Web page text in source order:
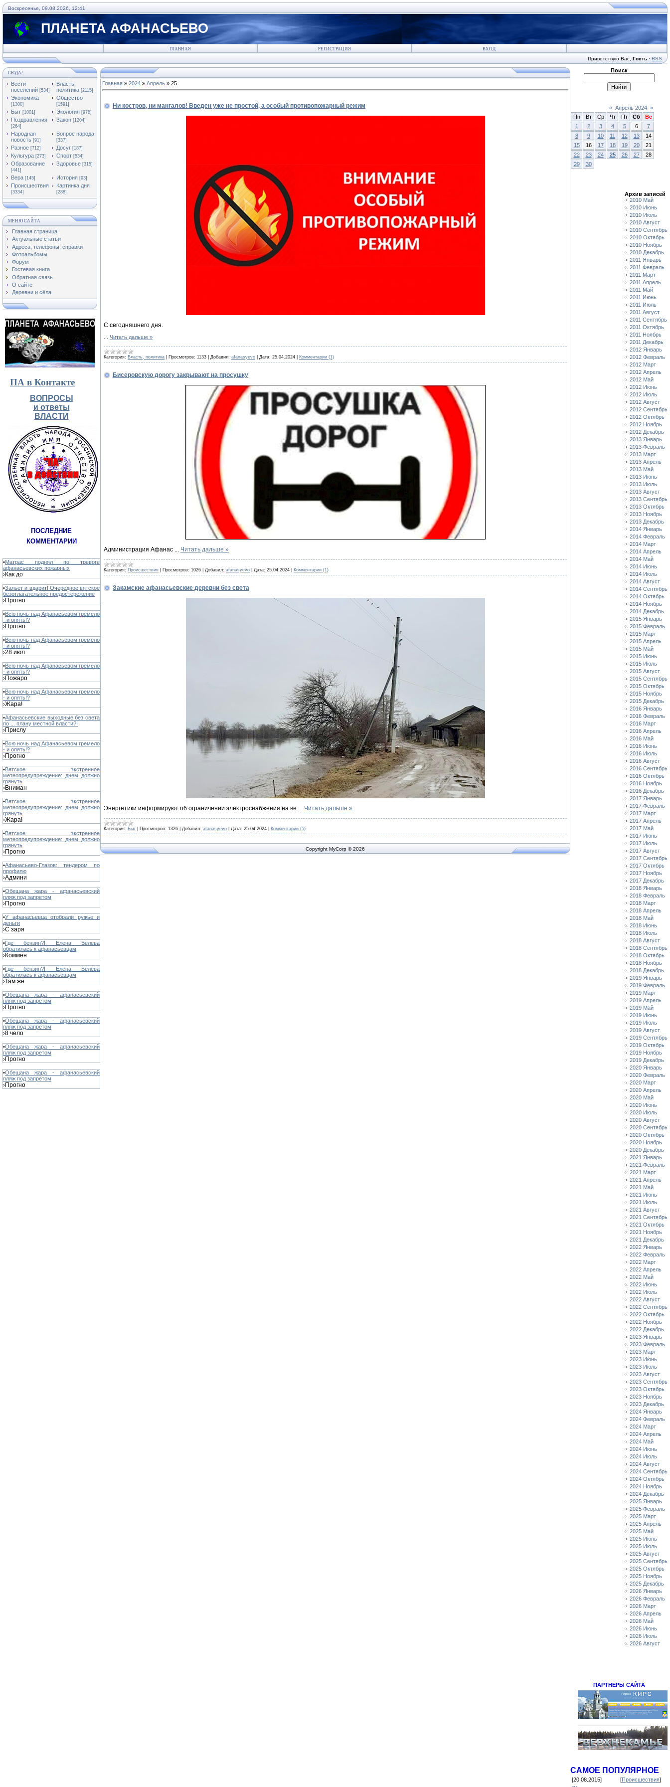
Воскресенье, 09.08.2026, 12:41
ПЛАНЕТА АФАНАСЬЕВО
ГЛАВНАЯ РЕГИСТРАЦИЯ ВХОД
Приветствую Вас Гость · RSS
СЮДА!
Вести
поселений [534]
Власть,
политика [2115]
Экономика
[1300]
Общество
[1591]
Быт [1001] Экология [978]
Поздравления
[264]
Закон [1204]
Народная
новость [91]
Вопрос народа
[337]
Разное [712] Досуг [187]
Культура [273] Спорт [534]
Образование
[441]
Здоровье [315]
Вера [145] История [93]
Происшествия
[3334]
Картинка дня
[288]
МЕНЮ САЙТА
Главная страница
Актуальные статьи
Адреса, телефоны, справки
Фотоальбомы
Форум
Гостевая книга
Обратная связь
О сайте
Деревни и сёла
ПА в Контакте
ВОПРОСЫ
и ответы
ВЛАСТИ
ПОСЛЕДНИЕ
КОММЕНТАРИИ
•Матрас поднял по тревоге
афанасьевских пожарных
›Как до
•Зальет и вдарит! Очередное вятское
безотлагательное предостережение
›Прогно
•Всю ночь над Афанасьевом гремело
- и опять!?
›Прогно
•Всю ночь над Афанасьевом гремело
- и опять!?
›28 июл
•Всю ночь над Афанасьевом гремело
- и опять!?
›Пожаро
•Всю ночь над Афанасьевом гремело
- и опять!?
›Жара!
•Афанасьевские выходные без света
по ... плану местной власти?!
›Прислу
•Всю ночь над Афанасьевом гремело
- и опять!?
›Прогно
•Вятское экстренное
метеопредупреждение: днем должно
грянуть
›Вниман
•Вятское экстренное
метеопредупреждение: днем должно
грянуть
›Жара!
•Вятское экстренное
метеопредупреждение: днем должно
грянуть
›Прогно
•Афанасьево-Глазов: тендером по
профилю
›Админи
•Обещана жара - афанасьевский
пляж под запретом
›Прогно
•У афанасьевца отобрали ружье и
деньги
›С заря
•Где бензин?! Елена Белева
обратилась к афанасьевцам
›Коммен
•Где бензин?! Елена Белева
обратилась к афанасьевцам
›Там же
•Обещана жара - афанасьевский
пляж под запретом
›Прогно
•Обещана жара - афанасьевский
пляж под запретом
›8 чело
•Обещана жара - афанасьевский
пляж под запретом
›Прогно
•Обещана жара - афанасьевский
пляж под запретом
›Прогно
Главная » 2024 » Апрель » 25
Ни костров, ни мангалов! Введен уже не простой, а особый противопожарный режим
С сегодняшнего дня.
Читать дальше »
Категория: Власть, политика Просмотров: 1133 Добавил: afanasyevo Дата: 25.04.2024 Комментарии (1)
Бисеровскую дорогу закрывают на просушку
Администрация Афанас Читать дальше »
Категория: Происшествия Просмотров: 1026 Добавил: afanasyevo Дата: 25.04.2024 Комментарии (1)
Закамские афанасьевские деревни без света
Энергетики информируют об ограничении электроснабжения на ве Читать дальше »
Категория: Быт Просмотров: 1326 Добавил: afanasyevo Дата: 25.04.2024 Комментарии (5)
Copyright MyCorp © 2026
Поиск
« Апрель 2024 »
Пн
Вт Ср Чт Пт Сб
Вс
1
2 3 4 5 6
7
8
9 10 11 12 13
14
15
16 17 18 19 20
21
22
23 24 25 26 27
28
29
30
Архив записей
2010 Май
2010 Июнь
2010 Июль
2010 Август
2010 Сентябрь
2010 Октябрь
2010 Ноябрь
2010 Декабрь
2011 Январь
2011 Февраль
2011 Март
2011 Апрель
2011 Май
2011 Июнь
2011 Июль
2011 Август
2011 Сентябрь
2011 Октябрь
2011 Ноябрь
2011 Декабрь
2012 Январь
2012 Февраль
2012 Март
2012 Апрель
2012 Май
2012 Июнь
2012 Июль
2012 Август
2012 Сентябрь
2012 Октябрь
2012 Ноябрь
2012 Декабрь
2013 Январь
2013 Февраль
2013 Март
2013 Апрель
2013 Май
2013 Июнь
2013 Июль
2013 Август
2013 Сентябрь
2013 Октябрь
2013 Ноябрь
2013 Декабрь
2014 Январь
2014 Февраль
2014 Март
2014 Апрель
2014 Май
2014 Июнь
2014 Июль
2014 Август
2014 Сентябрь
2014 Октябрь
2014 Ноябрь
2014 Декабрь
2015 Январь
2015 Февраль
2015 Март
2015 Апрель
2015 Май
2015 Июнь
2015 Июль
2015 Август
2015 Сентябрь
2015 Октябрь
2015 Ноябрь
2015 Декабрь
2016 Январь
2016 Февраль
2016 Март
2016 Апрель
2016 Май
2016 Июнь
2016 Июль
2016 Август
2016 Сентябрь
2016 Октябрь
2016 Ноябрь
2016 Декабрь
2017 Январь
2017 Февраль
2017 Март
2017 Апрель
2017 Май
2017 Июнь
2017 Июль
2017 Август
2017 Сентябрь
2017 Октябрь
2017 Ноябрь
2017 Декабрь
2018 Январь
2018 Февраль
2018 Март
2018 Апрель
2018 Май
2018 Июнь
2018 Июль
2018 Август
2018 Сентябрь
2018 Октябрь
2018 Ноябрь
2018 Декабрь
2019 Январь
2019 Февраль
2019 Март
2019 Апрель
2019 Май
2019 Июнь
2019 Июль
2019 Август
2019 Сентябрь
2019 Октябрь
2019 Ноябрь
2019 Декабрь
2020 Январь
2020 Февраль
2020 Март
2020 Апрель
2020 Май
2020 Июнь
2020 Июль
2020 Август
2020 Сентябрь
2020 Октябрь
2020 Ноябрь
2020 Декабрь
2021 Январь
2021 Февраль
2021 Март
2021 Апрель
2021 Май
2021 Июнь
2021 Июль
2021 Август
2021 Сентябрь
2021 Октябрь
2021 Ноябрь
2021 Декабрь
2022 Январь
2022 Февраль
2022 Март
2022 Апрель
2022 Май
2022 Июнь
2022 Июль
2022 Август
2022 Сентябрь
2022 Октябрь
2022 Ноябрь
2022 Декабрь
2023 Январь
2023 Февраль
2023 Март
2023 Июнь
2023 Июль
2023 Август
2023 Сентябрь
2023 Октябрь
2023 Ноябрь
2023 Декабрь
2024 Январь
2024 Февраль
2024 Март
2024 Апрель
2024 Май
2024 Июнь
2024 Июль
2024 Август
2024 Сентябрь
2024 Октябрь
2024 Ноябрь
2024 Декабрь
2025 Январь
2025 Февраль
2025 Март
2025 Апрель
2025 Май
2025 Июнь
2025 Июль
2025 Август
2025 Сентябрь
2025 Октябрь
2025 Ноябрь
2025 Декабрь
2026 Январь
2026 Февраль
2026 Март
2026 Апрель
2026 Май
2026 Июнь
2026 Июль
2026 Август
ПАРТНЕРЫ САЙТА
САМОЕ ПОПУЛЯРНОЕ
[20.08.2015] [Происшествия]